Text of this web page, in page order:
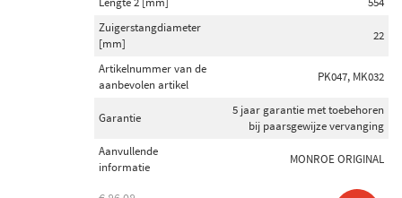
Zuigerstangdiameter
[mm]
22
Artikelnummer van de
aanbevolen artikel
PK047, MK032
Garantie
5 jaar garantie met toebehoren
bij paarsgewijze vervanging
Aanvullende
informatie
MONROE ORIGINAL